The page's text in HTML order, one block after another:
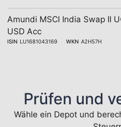
Amundi MSCI India Swap II
USD Acc
ISIN LU1681043169 WKN A2H57H
Prüfen und
Wähle ein Depot und